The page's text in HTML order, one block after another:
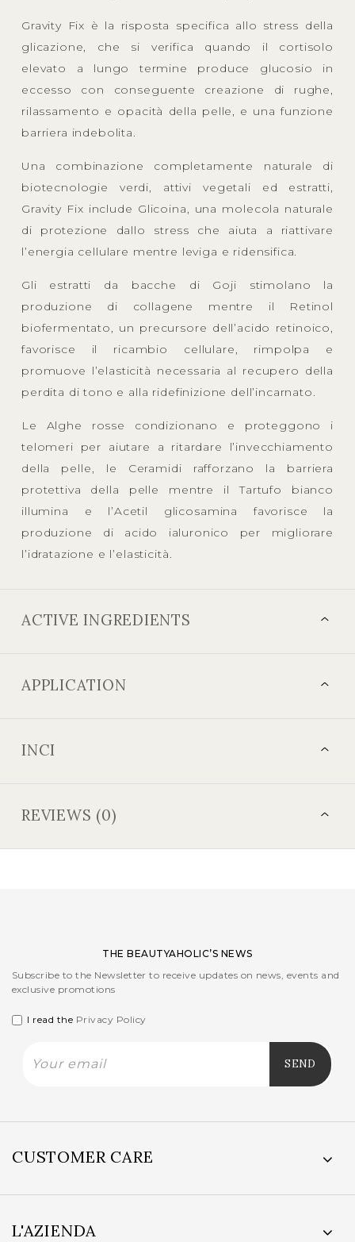
Gravity Fix è la risposta specifica allo stress della
glicazione, che si verifica quando il cortisolo
elevato a lungo termine produce glucosio in
eccesso con conseguente creazione di rughe,
rilassamento e opacità della pelle, e una funzione
barriera indebolita.
Una combinazione completamente naturale di
biotecnologie verdi, attivi vegetali ed estratti,
Gravity Fix include Glicoina, una molecola naturale
di protezione dallo stress che aiuta a riattivare
l’energia cellulare mentre leviga e ridensifica.
Gli estratti da bacche di Goji stimolano la
produzione di collagene mentre il Retinol
biofermentato, un precursore dell’acido retinoico,
favorisce il ricambio cellulare, rimpolpa e
promuove l’elasticità necessaria al recupero della
perdita di tono e alla ridefinizione dell’incarnato.
Le Alghe rosse condizionano e proteggono i
telomeri per aiutare a ritardare l’invecchiamento
della pelle, le Ceramidi rafforzano la barriera
protettiva della pelle mentre il Tartufo bianco
illumina e l’Acetil glicosamina favorisce la
produzione di acido ialuronico per migliorare
l’idratazione e l’elasticità.
ACTIVE INGREDIENTS
APPLICATION
INCI
REVIEWS (0)
THE BEAUTYAHOLIC’S NEWS
Subscribe to the Newsletter to receive updates on news, events and
exclusive promotions
I read the Privacy Policy
CUSTOMER CARE
L'AZIENDA